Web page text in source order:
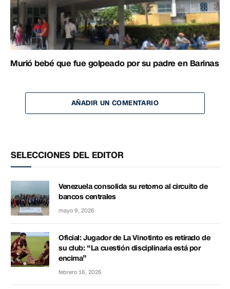
Murió bebé que fue golpeado por su padre en Barinas
AÑADIR UN COMENTARIO
SELECCIONES DEL EDITOR
Venezuela consolida su retorno al circuito de
bancos centrales
mayo 9, 2026
Oficial: Jugador de La Vinotinto es retirado de
su club: “La cuestión disciplinaria está por
encima”
febrero 16, 2026